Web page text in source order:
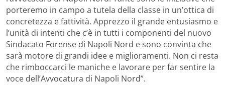
porteremo in campo a tutela della classe in un’ottica di
concretezza e fattività. Apprezzo il grande entusiasmo e
l’unità di intenti che c’è in tutti i componenti del nuovo
Sindacato Forense di Napoli Nord e sono convinta che
sarà motore di grandi idee e miglioramenti. Non ci resta
che rimboccarci le maniche e lavorare per far sentire la
voce dell’Avvocatura di Napoli Nord”.